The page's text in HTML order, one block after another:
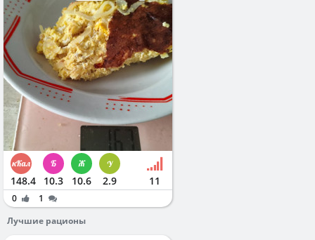
148.4 10.3 10.6 2.9 11
0
1
Лучшие рационы